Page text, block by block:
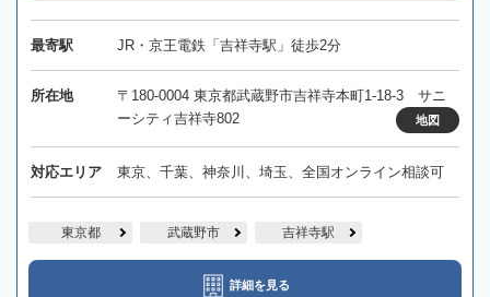
最寄駅 JR・京王電鉄「吉祥寺駅」徒歩2分
所在地
〒180-0004 東京都武蔵野市吉祥寺本町1-18-3 サニ
ーシティ吉祥寺802
地図
対応エリア 東京、千葉、神奈川、埼玉、全国オンライン相談可
東京都 武蔵野市 吉祥寺駅
詳細を見る